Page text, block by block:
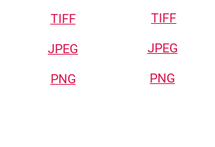
TIFF
JPEG
PNG
TIFF
JPEG
PNG